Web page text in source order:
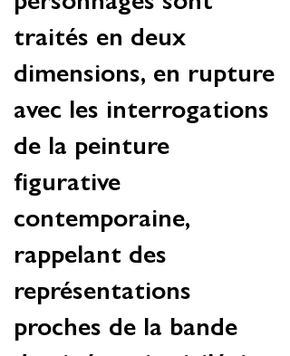
traités en deux
dimensions, en rupture
avec les interrogations
de la peinture
figurative
contemporaine,
rappelant des
représentations
proches de la bande